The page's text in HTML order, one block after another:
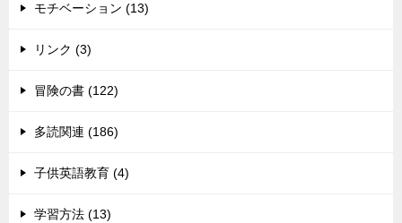
モチベーション (13)
リンク (3)
冒険の書 (122)
多読関連 (186)
子供英語教育 (4)
学習方法 (13)